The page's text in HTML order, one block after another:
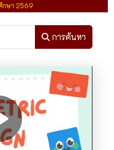
กษา 2569
การค้นหา